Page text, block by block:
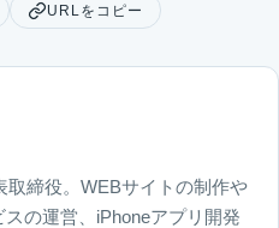
URLをコピー
取締役。WEBサイトの制作や
の運営、iPhoneアプリ開発